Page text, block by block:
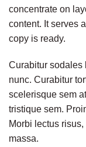
concentrate on
content. It serves
copy is ready.
Curabitur sodales
nunc. Curabitur
scelerisque sem
tristique sem.
Morbi lectus
massa.